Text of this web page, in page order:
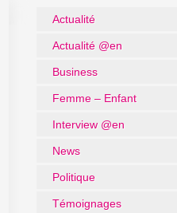
Actualité
Actualité @en
Business
Femme – Enfant
Interview @en
News
Politique
Témoignages